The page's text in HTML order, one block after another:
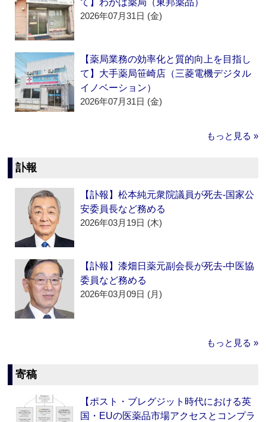
て】わかば薬局（東邦薬品）
2026年07月31日 (金)
【薬局業務の効率化と質的向上を目指し
て】大手薬局笹崎店（三菱電機デジタル
イノベーション）
2026年07月31日 (金)
もっと見る »
訃報
【訃報】松本純元衆院議員が死去‐国家公
安委員長など務める
2026年03月19日 (木)
【訃報】漆畑日薬元副会長が死去‐中医協
委員など務める
2026年03月09日 (月)
もっと見る »
寄稿
【ポスト・ブレグジット時代における英
国・EUの医薬品市場アクセスとコンプラ